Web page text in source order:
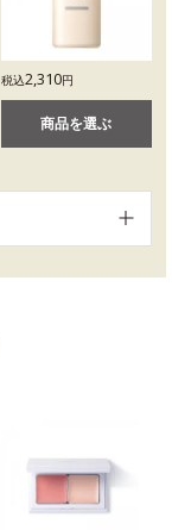
税込2,310円
商品を選ぶ